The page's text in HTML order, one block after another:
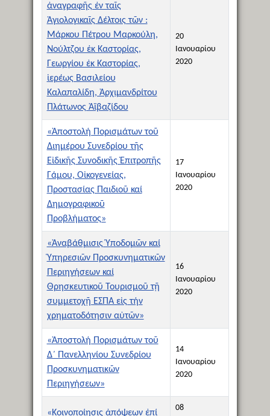
ἀναγραφῆς ἐν ταῖς
Ἁγιολογικαῖς Δέλτοις τῶν :
Μάρκου Πέτρου Μαρκούλη,
Νούλτζου ἐκ Καστορίας,
Γεωργίου ἐκ Καστορίας,
ἱερέως Βασιλείου
Καλαπαλίδη, Ἀρχιμανδρίτου
Πλάτωνος Ἀϊβαζίδου
20
Ιανουαρίου
2020
«Ἀποστολή Πορισμάτων τοῦ
Διημέρου Συνεδρίου τῆς
Εἰδικῆς Συνοδικῆς Ἐπιτροπῆς
Γάμου, Οἰκογενείας,
Προστασίας Παιδιοῦ καί
Δημογραφικοῦ
Προβλήματος»
17
Ιανουαρίου
2020
«Ἀναβάθμισις Ὑποδομῶν καί
Ὑπηρεσιῶν Προσκυνηματικῶν
Περιηγήσεων καί
Θρησκευτικοῦ Τουρισμοῦ τῇ
συμμετοχῇ ΕΣΠΑ εἰς τήν
χρηματοδότησιν αὐτῶν»
16
Ιανουαρίου
2020
«Ἀποστολή Πορισμάτων τοῦ
Δ΄ Πανελληνίου Συνεδρίου
Προσκυνηματικῶν
Περιηγήσεων»
14
Ιανουαρίου
2020
«Κοινοποίησις ἀπόψεων ἐπί
08